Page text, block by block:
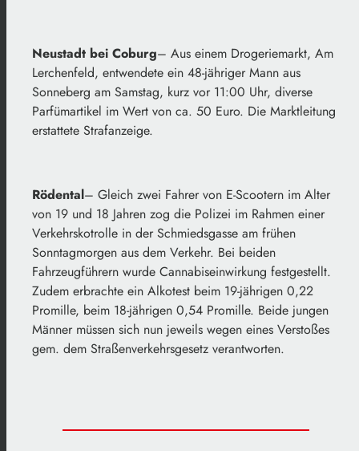
Neustadt bei Coburg– Aus einem Drogeriemarkt, Am
Lerchenfeld, entwendete ein 48-jähriger Mann aus
Sonneberg am Samstag, kurz vor 11:00 Uhr, diverse
Parfümartikel im Wert von ca. 50 Euro. Die Marktleitung
erstattete Strafanzeige.
Rödental– Gleich zwei Fahrer von E-Scootern im Alter
von 19 und 18 Jahren zog die Polizei im Rahmen einer
Verkehrskotrolle in der Schmiedsgasse am frühen
Sonntagmorgen aus dem Verkehr. Bei beiden
Fahrzeugführern wurde Cannabiseinwirkung festgestellt.
Zudem erbrachte ein Alkotest beim 19-jährigen 0,22
Promille, beim 18-jährigen 0,54 Promille. Beide jungen
Männer müssen sich nun jeweils wegen eines Verstoßes
gem. dem Straßenverkehrsgesetz verantworten.